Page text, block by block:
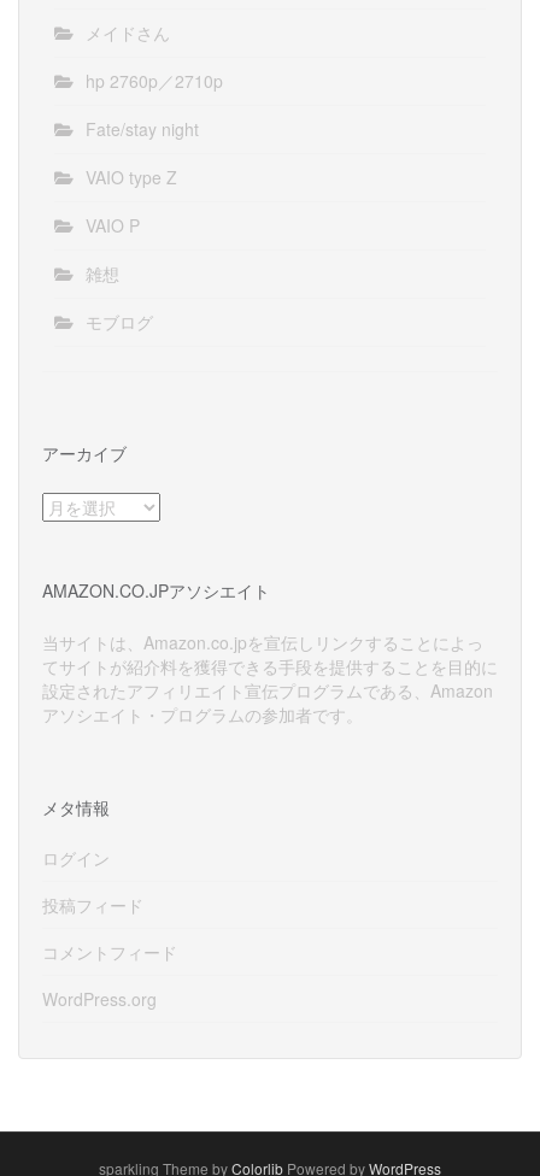
メイドさん
hp 2760p／2710p
Fate/stay night
VAIO type Z
VAIO P
雑想
モブログ
アーカイブ
ア
ー
ブ
AMAZON.CO.JPアソシエイト
当サイトは、Amazon.co.jpを宣伝しリンクすることによっ
てサイトが紹介料を獲得できる手段を提供することを目的に
設定されたアフィリエイト宣伝プログラムである、Amazon
アソシエイト・プログラムの参加者です。
メタ情報
ログイン
投稿フィード
コメントフィード
WordPress.org
sparkling Theme byColorlib Powered byWordPress